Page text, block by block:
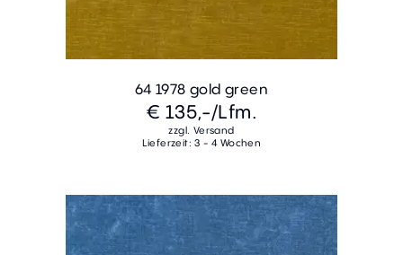
64 1978 gold green
€ 135,-/Lfm.
zzgl. Versand
Lieferzeit: 3 - 4 Wochen